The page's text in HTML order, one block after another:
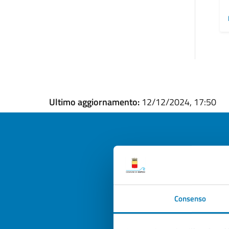
Consenso
Ultimo aggiornamento: 12/12/2024, 17:50
Valuta la